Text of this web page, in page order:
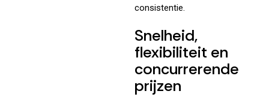
consistentie.
Snelheid,
flexibiliteit en
concurrerende
prijzen